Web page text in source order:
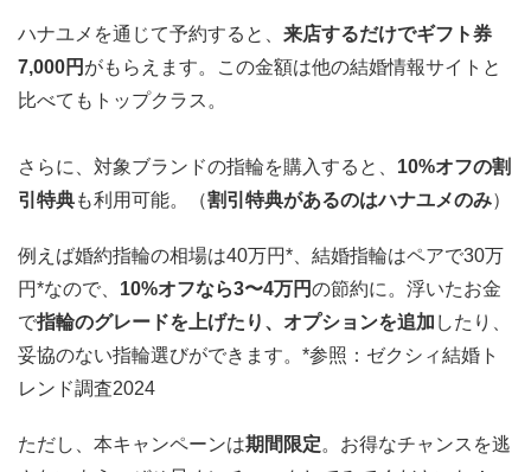
ハナユメを通じて予約すると、 来店するだけでギフト券
7,000円 がもらえます。この金額は他の結婚情報サイトと
比べてもトップクラス。
さらに、対象ブランドの指輪を購入すると、 10%オフの割
引特典も利用可能。（割引特典があるのはハナユメのみ）
例えば婚約指輪の相場は40万円*、結婚指輪はペアで30万
円*なので、 10%オフなら3〜4万円の節約に。浮いたお金
で指輪のグレードを上げたり、オプションを追加 したり、
妥協のない指輪選びができます。 *参照：ゼクシィ結婚ト
レンド調査2024
ただし、本キャンペーンは期間限定。お得なチャンスを逃